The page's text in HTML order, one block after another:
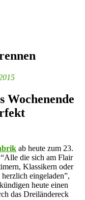
Wochenende
ab heute zum 23.
Alle die sich am Flair
Klassikern oder
eingeladen”,
heute einen
das Dreiländereck